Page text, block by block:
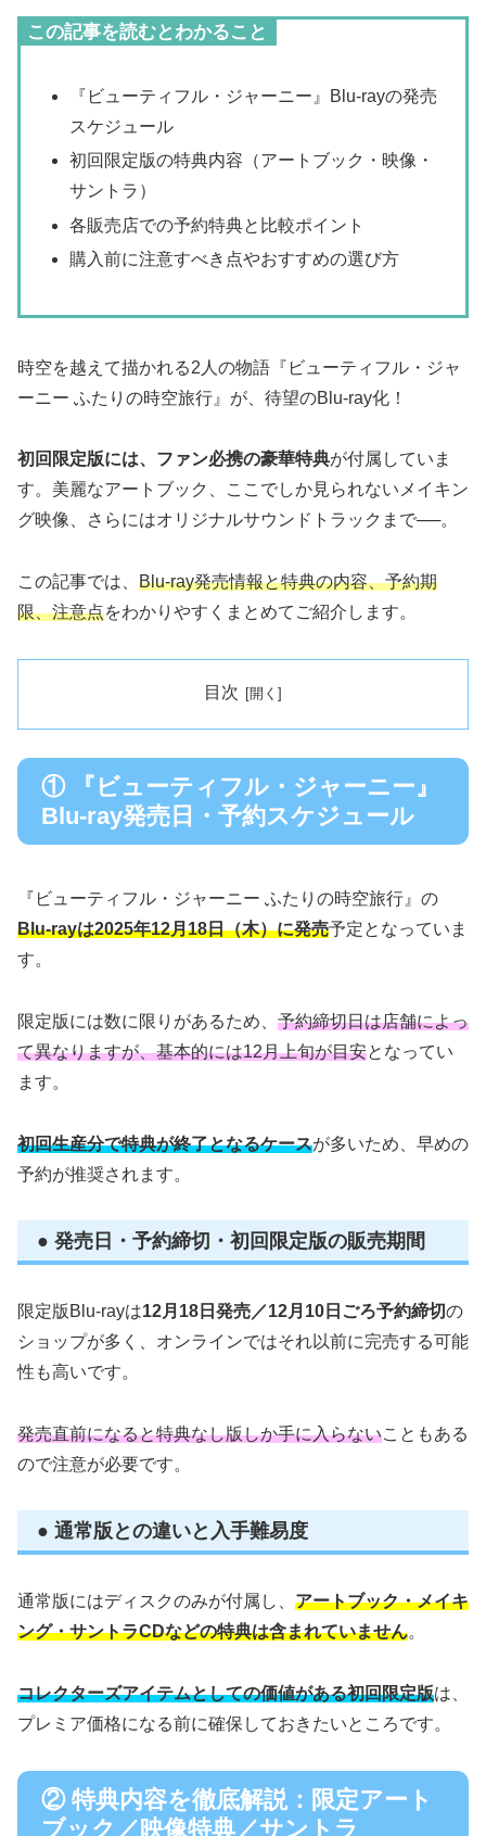
この記事を読むとわかること
『ビューティフル・ジャーニー』Blu-rayの発売
スケジュール
初回限定版の特典内容（アートブック・映像・
サントラ）
各販売店での予約特典と比較ポイント
購入前に注意すべき点やおすすめの選び方
時空を越えて描かれる2人の物語『ビューティフル・ジャ
ーニー ふたりの時空旅行』が、待望のBlu-ray化！
初回限定版には、ファン必携の豪華特典が付属していま
す。美麗なアートブック、ここでしか見られないメイキン
グ映像、さらにはオリジナルサウンドトラックまで──。
この記事では、 Blu-ray発売情報と特典の内容、予約期
限、注意点をわかりやすくまとめてご紹介します。
目次
① 『ビューティフル・ジャーニー』
Blu-ray発売日・予約スケジュール
『ビューティフル・ジャーニー ふたりの時空旅行』の
Blu-rayは2025年12月18日（木）に発売予定となっていま
す。
限定版には数に限りがあるため、 予約締切日は店舗によっ
て異なりますが、基本的には12月上旬が目安となってい
ます。
初回生産分で特典が終了となるケースが多いため、早めの
予約が推奨されます。
● 発売日・予約締切・初回限定版の販売期間
限定版Blu-rayは12月18日発売／12月10日ごろ予約締切の
ショップが多く、オンラインではそれ以前に完売する可能
性も高いです。
発売直前になると特典なし版しか手に入らないこともある
ので注意が必要です。
● 通常版との違いと入手難易度
通常版にはディスクのみが付属し、 アートブック・メイキ
ング・サントラCDなどの特典は含まれていません。
コレクターズアイテムとしての価値がある初回限定版は、
プレミア価格になる前に確保しておきたいところです。
② 特典内容を徹底解説：限定アート
ブック／映像特典／サントラ